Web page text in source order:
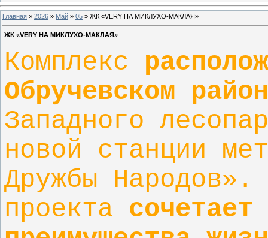
Главная » 2026 » Май » 05 » ЖК «VERY НА МИКЛУХО-МАКЛАЯ»
ЖК «VERY НА МИКЛУХО-МАКЛАЯ»
Комплекс
Обручевском
Западного
новой станции
Дружбы Народов».
проекта